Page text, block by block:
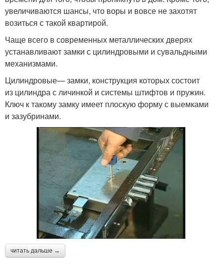
увеличиваются шансы, что воры и вовсе не захотят
возиться с такой квартирой.
Чаще всего в современных металлических дверях
устанавливают замки с цилиндровыми и сувальдными
механизмами.
Цилиндровые— замки, конструкция которых состоит
из цилиндра с личинкой и системы штифтов и пружин.
Ключ к такому замку имеет плоскую форму с выемками
и зазубринами.
читать дальше →